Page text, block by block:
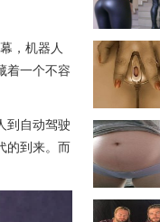
，机器人
着一个不容
到自动驾驶
的到来。而